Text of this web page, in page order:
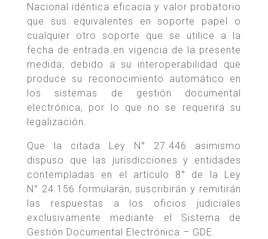
Nacional idéntica eficacia y valor probatorio
que sus equivalentes en soporte papel o
cualquier otro soporte que se utilice a la
fecha de entrada en vigencia de la presente
medida, debido a su interoperabilidad que
produce su reconocimiento automático en
los sistemas de gestión documental
electrónica, por lo que no se requerirá su
legalización.
Que la citada Ley N° 27.446 asimismo
dispuso que las jurisdicciones y entidades
contempladas en el artículo 8° de la Ley
N° 24.156 formularán, suscribirán y remitirán
las respuestas a los oficios judiciales
exclusivamente mediante el Sistema de
Gestión Documental Electrónica – GDE.